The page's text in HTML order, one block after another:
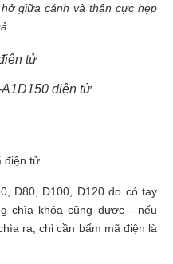
giữa cánh và thân cực hẹp
điện tử
điện tử
D80, D100, D120 do có tay
chìa khóa cũng được - nếu
ra, chỉ cần bấm mã điện là